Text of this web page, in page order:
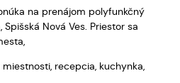
na prenájom polyfunkčný
Nová Ves. Priestor sa
recepcia, kuchynka,